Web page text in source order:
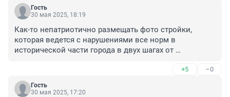
Гость
30 мая 2025, 18:19
Как-то непатриотично размещать фото стройки,
которая ведется с нарушениями все норм в
исторической части города в двух шагах от
игнорирует решение суда, продолжает лить бетон,
буквально впихивает свои хоромы в пятачок между
домами со столетней (а то и больше) историей. Вы же
+5 –0
Гость
30 мая 2025, 17:20